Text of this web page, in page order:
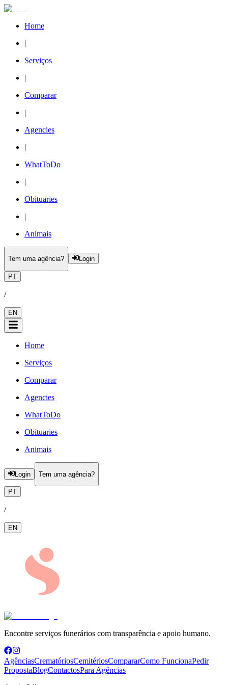
Home
|
Serviços
|
Comparar
|
Agencies
|
WhatToDo
|
Obituaries
|
Animais
Tem uma agência? Login
PT
/
EN
Home
Serviços
Comparar
Agencies
WhatToDo
Obituaries
Animais
Login Tem uma agência?
PT
/
EN
Encontre serviços funerários com transparência e apoio humano.
AgênciasCrematóriosCemitériosCompararComo FuncionaPedir
PropostaBlogContactosPara Agências